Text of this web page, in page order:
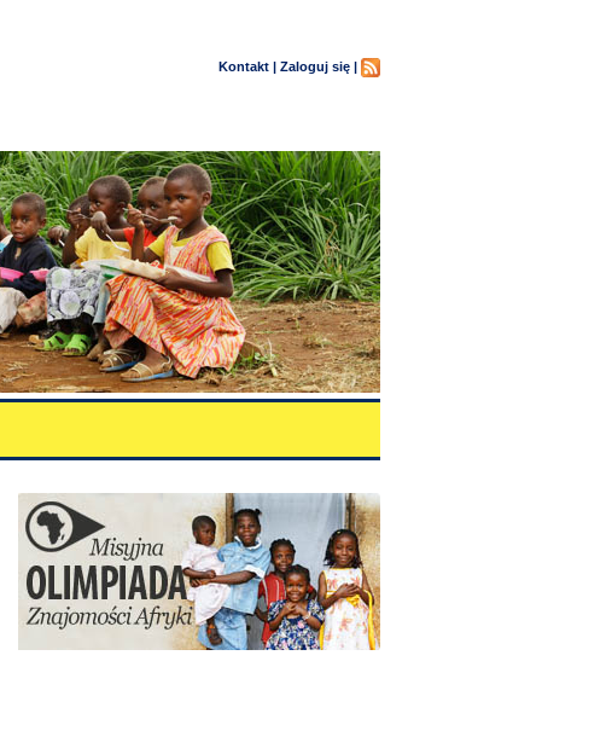
Kontakt | Zaloguj się |